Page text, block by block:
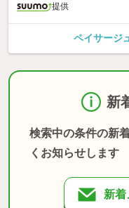
提供
ペイサージ
新
検索中の条件の新
くお知らせします
新着